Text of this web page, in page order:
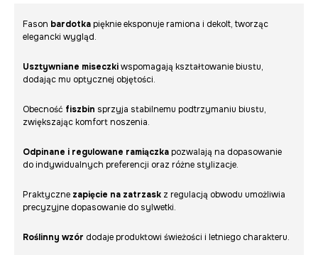
Fason bardotka pięknie eksponuje ramiona i dekolt, tworząc
elegancki wygląd.
Usztywniane miseczkiwspomagają kształtowanie biustu,
dodając mu optycznej objętości.
Obecność fiszbin sprzyja stabilnemu podtrzymaniu biustu,
zwiększając komfort noszenia.
Odpinane i regulowane ramiączka pozwalają na dopasowanie
do indywidualnych preferencji oraz różne stylizacje.
Praktyczne zapięcie na zatrzask z regulacją obwodu umożliwia
precyzyjne dopasowanie do sylwetki.
Roślinny wzór dodaje produktowi świeżości i letniego charakteru.